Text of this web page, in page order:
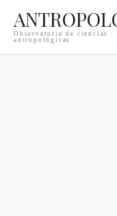
Observatorio de ciencias
antropológicas